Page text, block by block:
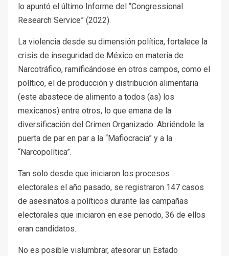
lo apuntó el último Informe del “Congressional
Research Service” (2022).
La violencia desde su dimensión política, fortalece la
crisis de inseguridad de México en materia de
Narcotráfico, ramificándose en otros campos, como el
político, el de producción y distribución alimentaria
(este abastece de alimento a todos (as) los
mexicanos) entre otros, lo que emana de la
diversificación del Crimen Organizado. Abriéndole la
puerta de par en par a la “Mafiocracia” y a la
“Narcopolítica”.
Tan solo desde que iniciaron los procesos
electorales el año pasado, se registraron 147 casos
de asesinatos a políticos durante las campañas
electorales que iniciaron en ese periodo, 36 de ellos
eran candidatos.
No es posible vislumbrar, atesorar un Estado